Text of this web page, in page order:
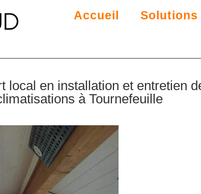
Accueil Solutions
local en installation et entretien
à Tournefeuille